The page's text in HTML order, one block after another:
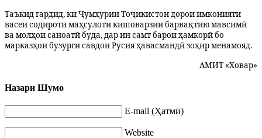
Таъкид гардид, ки Ҷумҳурии Тоҷикистон дорои имконияти
васеи содироти маҳсулоти кишоварзии барвақтию мавсимӣ
ва молҳои саноатӣ буда, дар ин самт барои ҳамкорӣ бо
марказҳои бузурги савдои Русия ҳавасмандӣ зоҳир менамояд.
АМИТ «Ховар»
Назари Шумо
E-mail (Ҳатмӣ)
Website